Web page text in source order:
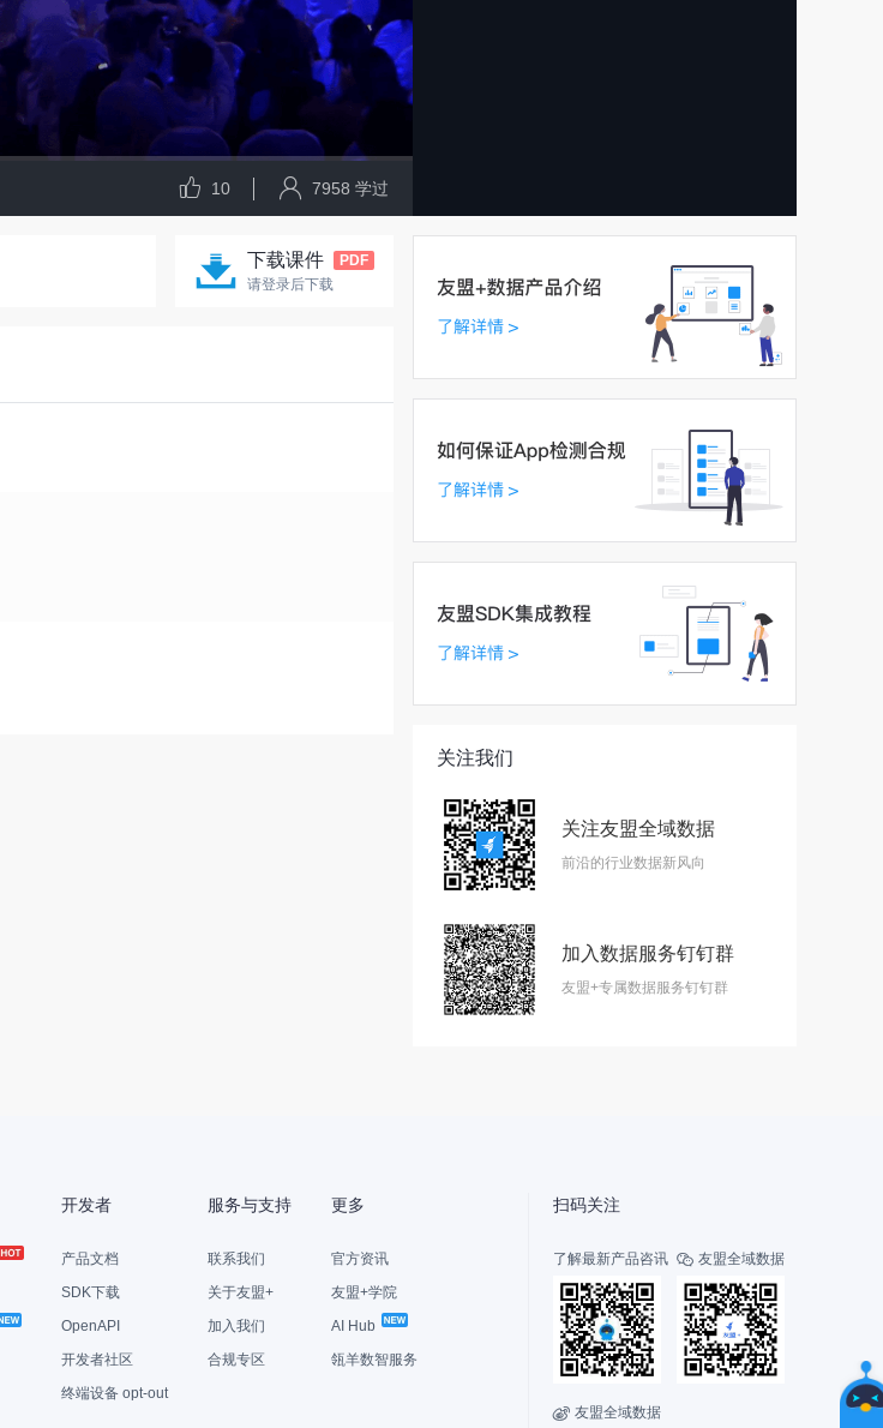
7958 学过
10
下载课件
PDF
请登录后下载
关注我们
关注友盟全域数据
前沿的行业数据新风向
加入数据服务钉钉群
友盟+专属数据服务钉钉群
扫码关注
了解最新产品咨讯  友盟全域数据
 友盟全域数据
开发者
产品文档
SDK下载
OpenAPI
开发者社区
终端设备 opt-out
服务与支持
联系我们
关于友盟+
加入我们
合规专区
更多
官方资讯
友盟+学院
AI Hub
瓴羊数智服务
您
的